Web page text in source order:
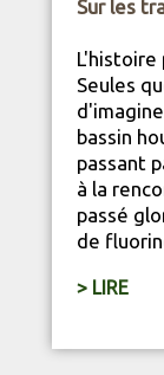
Sur les
L'histoire
Seules
bassin
passant
à la
passé
de
> LIRE